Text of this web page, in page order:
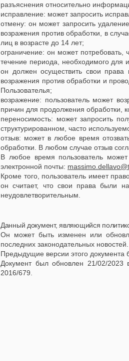
разъяснения относительно
исправление: может запросить
отмену: он может запросить
возражения против обработки, в
лиц в возрасте до 14 лет;
ограничение: он может потребовать,
течение периода, необходимого для
он должен осуществить свои
возражения против обработки и
Пользователья;
возражение: пользователь может
причин для продолжения обработки,
переносимость: может запросить
структурированном, часто
отзыв: может в любое время
обработки. В любом случае отзыв
В любое время пользователь может
электронной почты:
Кроме того, пользователь имеет
он считает, что свои права были
неудовлетворительным.
Данный документ, являющийся
Он может быть изменен или
последних законодательных новостей.
Предыдущие версии этого документа
Документ был обновлен 21/02/2023
2016/679.